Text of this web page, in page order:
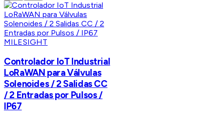
MILESIGHT
Controlador IoT Industrial
LoRaWAN para Válvulas
Solenoides / 2 Salidas CC
/ 2 Entradas por Pulsos /
IP67